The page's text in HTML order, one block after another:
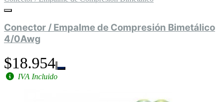
Conector / Empalme de Compresión Bimetálico
4/0Awg
$18.954
IVA Incluido